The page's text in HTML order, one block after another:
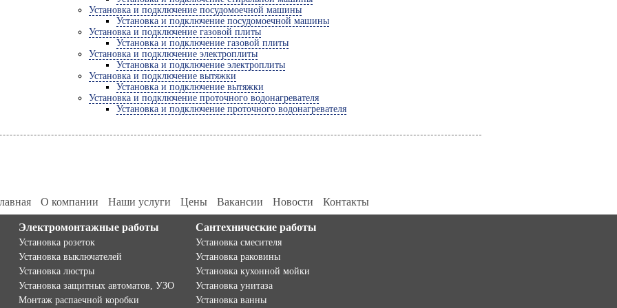
Установка и подключение посудомоечной машины
Установка и подключение посудомоечной машины
Установка и подключение газовой плиты
Установка и подключение газовой плиты
Установка и подключение электроплиты
Установка и подключение электроплиты
Установка и подключение вытяжки
Установка и подключение вытяжки
Установка и подключение проточного водонагревателя
Установка и подключение проточного водонагревателя
О компании Наши услуги Цены Вакансии Новости Контакты
Электромонтажные работы
Установка розеток
Установка выключателей
Установка люстры
Установка защитных автоматов, УЗО
Монтаж распаечной коробки
Сантехнические работы
Установка смесителя
Установка раковины
Установка кухонной мойки
Установка унитаза
Установка ванны